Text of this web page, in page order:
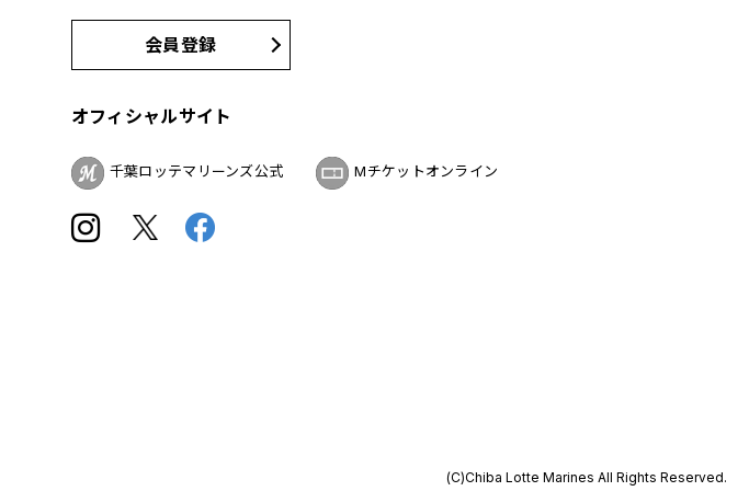
会員登録
オフィシャルサイト
千葉ロッテマリーンズ公式 Mチケットオンライン
(C)Chiba Lotte Marines All Rights Reserved.